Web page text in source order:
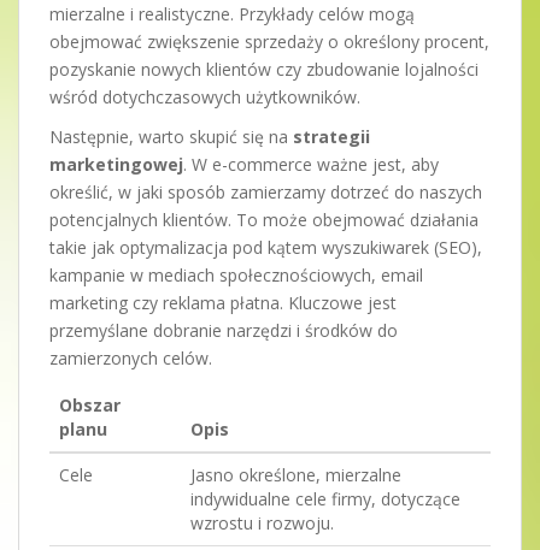
mierzalne i realistyczne. Przykłady celów mogą
obejmować zwiększenie sprzedaży o określony procent,
pozyskanie nowych klientów czy zbudowanie lojalności
wśród dotychczasowych użytkowników.
Następnie, warto skupić się na strategii
marketingowej. W e-commerce ważne jest, aby
określić, w jaki sposób zamierzamy dotrzeć do naszych
potencjalnych klientów. To może obejmować działania
takie jak optymalizacja pod kątem wyszukiwarek (SEO),
kampanie w mediach społecznościowych, email
marketing czy reklama płatna. Kluczowe jest
przemyślane dobranie narzędzi i środków do
zamierzonych celów.
Obszar
planu
Opis
Cele
Jasno określone, mierzalne
indywidualne cele firmy, dotyczące
wzrostu i rozwoju.